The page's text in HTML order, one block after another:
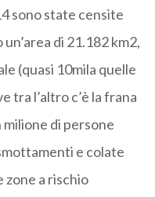
sono state censite
di 21.182 km2,
(quasi 10mila quelle
tra l’altro c’è la frana
di persone
e colate
zone a rischio